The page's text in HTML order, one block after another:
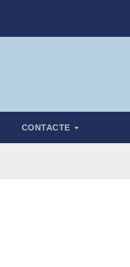
CONTACTE